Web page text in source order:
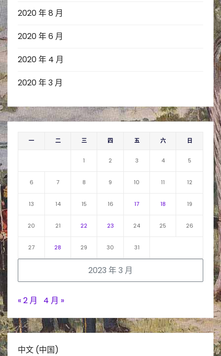
2020 年 8 月
2020 年 6 月
2020 年 4 月
2020 年 3 月
2023 年 3 月
一 二 三 四 五 六 日
1 2 3 4 5
6 7 8 9 10 11 12
13 14 15 16 17 18 19
20 21 22 23 24 25 26
27 28 29 30 31
« 2 月 4 月 »
中文 (中国)